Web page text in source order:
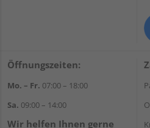
Öffnungszeiten:
Mo. – Fr. 07:00 – 18:00
Sa. 09:00 – 14:00
Wir helfen Ihnen gerne